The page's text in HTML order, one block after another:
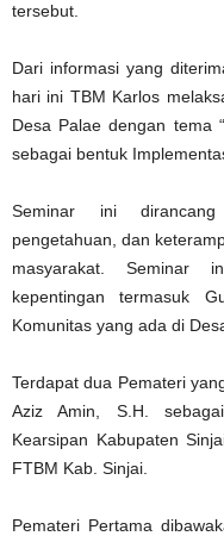
tersebut.
Dari informasi yang
hari ini TBM Karlos
Desa Palae dengan tema
sebagai bentuk
Seminar ini dirancang
pengetahuan, dan
masyarakat. Seminar
kepentingan termasuk
Komunitas yang ada di
Terdapat dua Pemateri
Aziz Amin, S.H.
Kearsipan Kabupaten
FTBM Kab. Sinjai.
Pemateri Pertama